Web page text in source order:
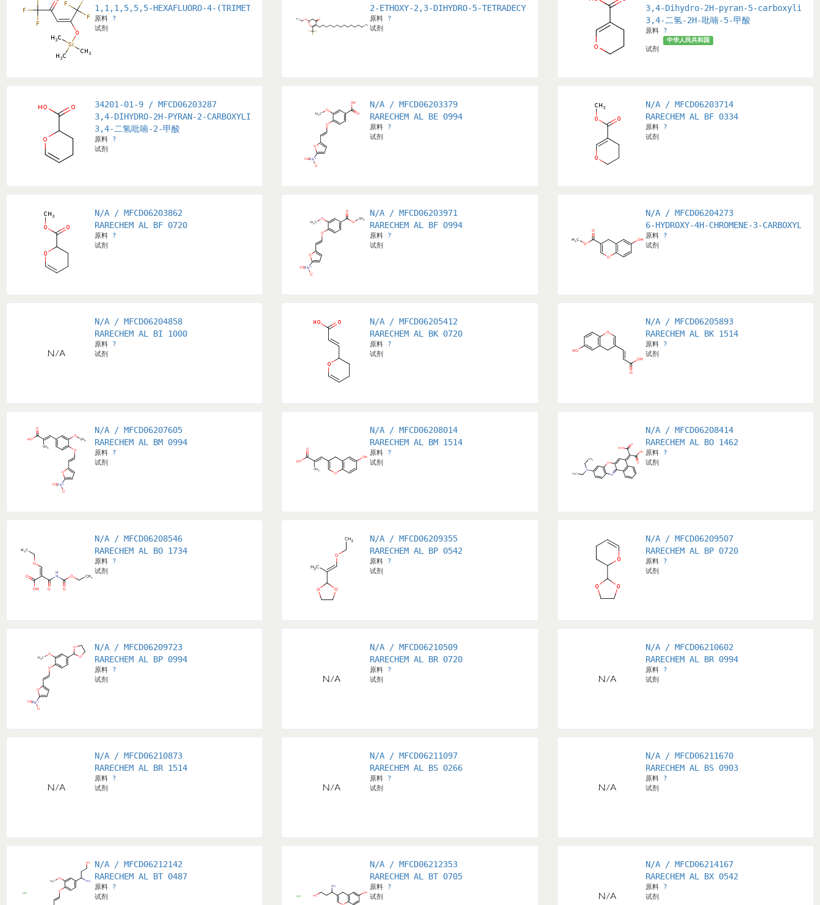
1,1,1,5,5,5-HEXAFLUORO-4-(TRIMETHYLSILOXY)-3-PENTENE-2-ONE
原料 ?
试剂
2-ETHOXY-2,3-DIHYDRO-5-TETRADECYL-6-(TRIFLUOROMETHYL)PYRAN-4-ONE
原料 ?
试剂
3,4-Dihydro-2H-pyran-5-carboxylic
3,4-二氢-2H-吡喃-5-甲酸
原料 ?
试剂
中华人民共和国
34201-01-9 / MFCD06203287
3,4-DIHYDRO-2H-PYRAN-2-CARBOXYLIC ACID
3,4-二氢吡喃-2-甲酸
原料 ?
试剂
N/A / MFCD06203379
RARECHEM AL BE 0994
原料 ?
试剂
N/A / MFCD06203714
RARECHEM AL BF 0334
原料
?
试剂
N/A / MFCD06203862
RARECHEM AL BF 0720
原料 ?
试剂
N/A / MFCD06203971
RARECHEM AL BF 0994
原料 ?
试剂
N/A / MFCD06204273
6-HYDROXY-4H-CHROMENE-3-CARBOXYLIC
原料
?
试剂
N/A / MFCD06204858
RARECHEM AL BI 1000
原料 ?
试剂
N/A / MFCD06205412
RARECHEM AL BK 0720
原料 ?
试剂
N/A / MFCD06205893
RARECHEM AL BK 1514
原料
?
试剂
N/A / MFCD06207605
RARECHEM AL BM 0994
原料 ?
试剂
N/A / MFCD06208014
RARECHEM AL BM 1514
原料 ?
试剂
N/A / MFCD06208414
RARECHEM AL BO 1462
原料
?
试剂
N/A / MFCD06208546
RARECHEM AL BO 1734
原料 ?
试剂
N/A / MFCD06209355
RARECHEM AL BP 0542
原料 ?
试剂
N/A / MFCD06209507
RARECHEM AL BP 0720
原料
?
试剂
N/A / MFCD06209723
RARECHEM AL BP 0994
原料 ?
试剂
N/A / MFCD06210509
RARECHEM AL BR 0720
原料 ?
试剂
N/A / MFCD06210602
RARECHEM AL BR 0994
原料
?
试剂
N/A / MFCD06210873
RARECHEM AL BR 1514
原料 ?
试剂
N/A / MFCD06211097
RARECHEM AL BS 0266
原料 ?
试剂
N/A / MFCD06211670
RARECHEM AL BS 0903
原料
?
试剂
N/A / MFCD06212142
RARECHEM AL BT 0487
原料 ?
试剂
N/A / MFCD06212353
RARECHEM AL BT 0705
原料 ?
试剂
N/A / MFCD06214167
RARECHEM AL BX 0542
原料
?
试剂